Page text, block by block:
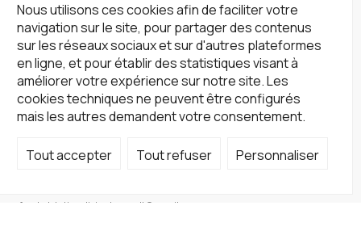
Nous utilisons ces cookies afin de faciliter votre
navigation sur le site, pour partager des contenus
sur les réseaux sociaux et sur d'autres plateformes
en ligne, et pour établir des statistiques visant à
améliorer votre expérience sur notre site. Les
cookies techniques ne peuvent être configurés
mais les autres demandent votre consentement.
Tout accepter Tout refuser Personnaliser
fondsdotationolivierdassault@gmail.com